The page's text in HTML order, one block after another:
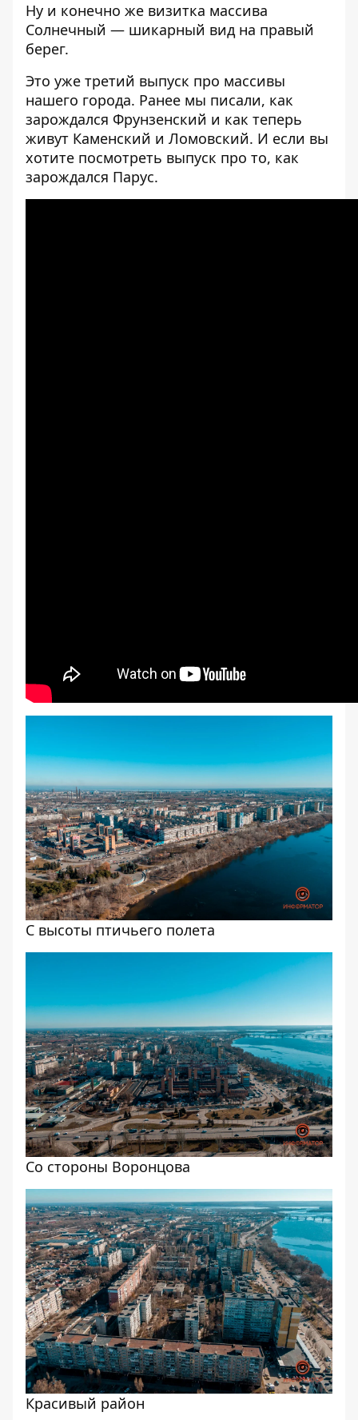
Ну и конечно же визитка массива
Солнечный — шикарный вид на правый
берег.
Это уже третий выпуск про массивы
нашего города. Ранее мы писали, как
зарождался Фрунзенский и как теперь
живут Каменский и Ломовский. И если вы
хотите посмотреть выпуск про то, как
зарождался Парус.
С высоты птичьего полета
Со стороны Воронцова
Красивый район